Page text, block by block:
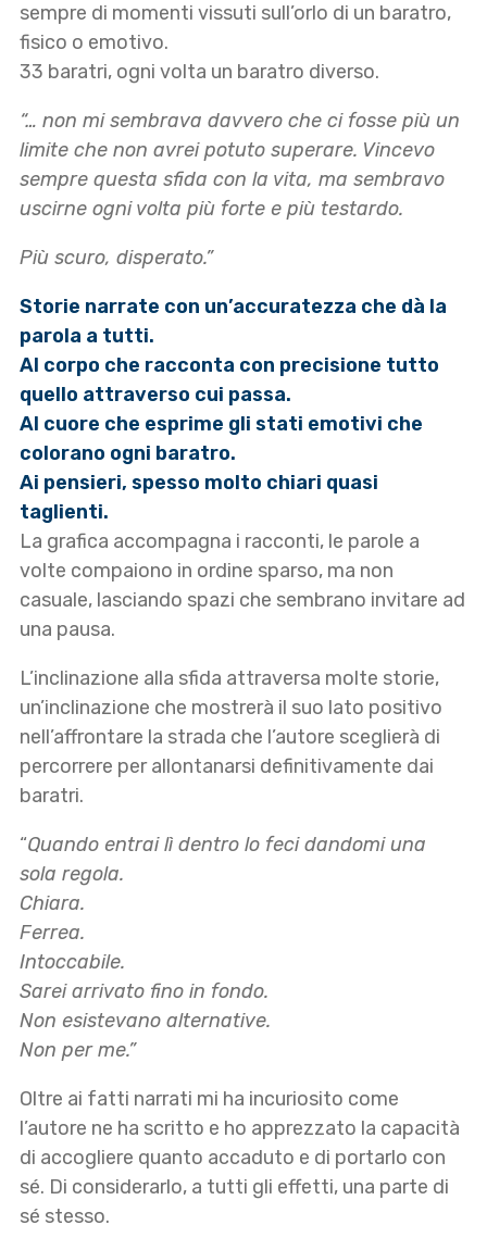
sempre di momenti vissuti sull’orlo di un baratro,
fisico o emotivo.
33 baratri, ogni volta un baratro diverso.
“… non mi sembrava davvero che ci fosse più un
limite che non avrei potuto superare. Vincevo
sempre questa sfida con la vita, ma sembravo
uscirne ogni volta più forte e più testardo.
Più scuro, disperato.”
Storie narrate con un’accuratezza che dà la
parola a tutti.
Al corpo che racconta con precisione tutto
quello attraverso cui passa.
Al cuore che esprime gli stati emotivi che
colorano ogni baratro.
Ai pensieri, spesso molto chiari quasi
taglienti.
La grafica accompagna i racconti, le parole a
volte compaiono in ordine sparso, ma non
casuale, lasciando spazi che sembrano invitare ad
una pausa.
L’inclinazione alla sfida attraversa molte storie,
un’inclinazione che mostrerà il suo lato positivo
nell’affrontare la strada che l’autore sceglierà di
percorrere per allontanarsi definitivamente dai
baratri.
“Quando entrai lì dentro lo feci dandomi una
sola regola.
Chiara.
Ferrea.
Intoccabile.
Sarei arrivato fino in fondo.
Non esistevano alternative.
Non per me.”
Oltre ai fatti narrati mi ha incuriosito come
l’autore ne ha scritto e ho apprezzato la capacità
di accogliere quanto accaduto e di portarlo con
sé. Di considerarlo, a tutti gli effetti, una parte di
sé stesso.